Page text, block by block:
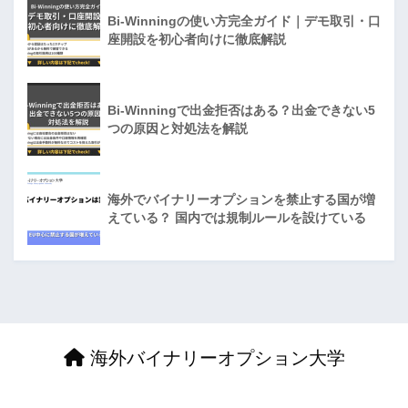
Bi-Winningの使い方完全ガイド｜デモ取引・口
座開設を初心者向けに徹底解説
Bi-Winningで出金拒否はある？出金できない5
つの原因と対処法を解説
海外でバイナリーオプションを禁止する国が増
えている？ 国内では規制ルールを設けている
海外バイナリーオプション大学